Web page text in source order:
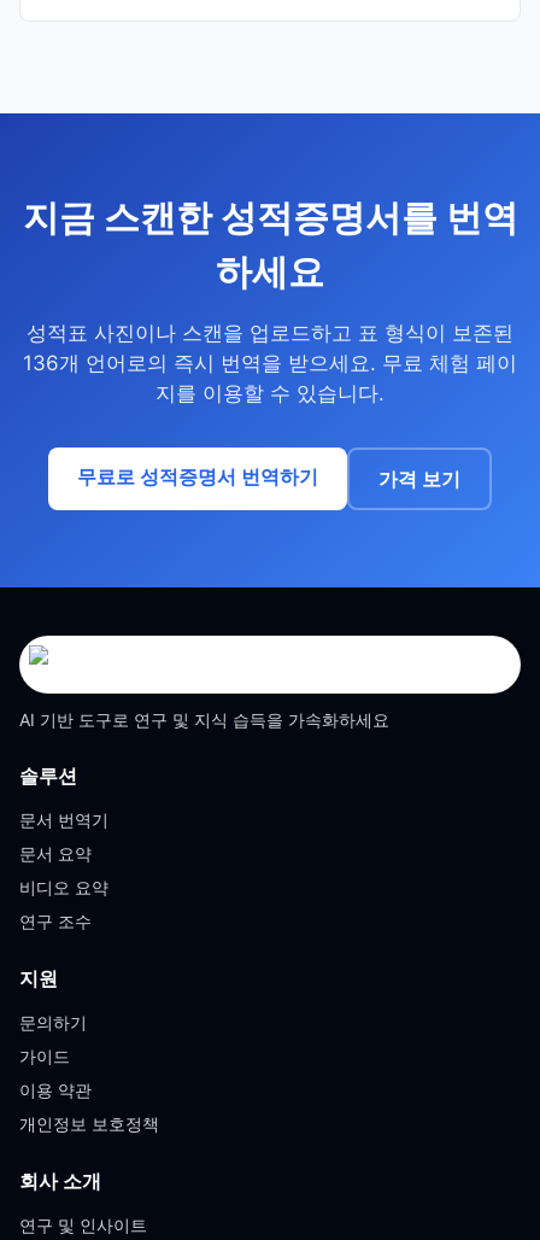
지금 스캔한 성적증명서를 번역
하세요
성적표 사진이나 스캔을 업로드하고 표 형식이 보존된
136개 언어로의 즉시 번역을 받으세요. 무료 체험 페이
지를 이용할 수 있습니다.
무료로 성적증명서 번역하기 가격 보기
AI 기반 도구로 연구 및 지식 습득을 가속화하세요
솔루션
문서 번역기
문서 요약
비디오 요약
연구 조수
지원
문의하기
가이드
이용 약관
개인정보 보호정책
회사 소개
연구 및 인사이트